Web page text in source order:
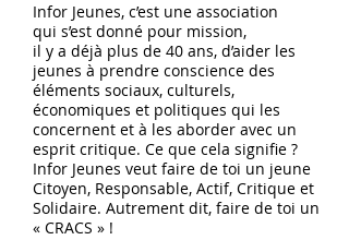
Infor Jeunes, c’est une association
qui s’est donné pour mission,
il y a déjà plus de 40 ans, d’aider les
jeunes à prendre conscience des
éléments sociaux, culturels,
économiques et politiques qui les
concernent et à les aborder avec un
esprit critique. Ce que cela signifie ?
Infor Jeunes veut faire de toi un jeune
Citoyen, Responsable, Actif, Critique et
Solidaire. Autrement dit, faire de toi un
« CRACS » !